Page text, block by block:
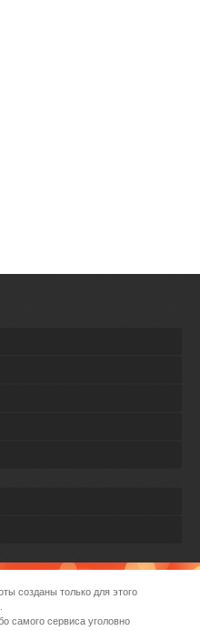
созданы только для этого
самого сервиса уголовно